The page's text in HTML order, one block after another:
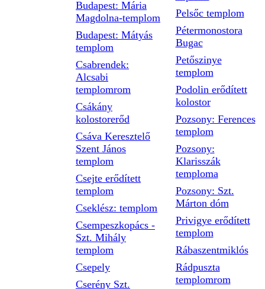
Budapest: Mária
Magdolna-templom
Budapest: Mátyás
templom
Csabrendek:
Alcsabi
templomrom
Csákány
kolostorerőd
Csáva Keresztelő
Szent János
templom
Csejte erődített
templom
Cseklész: templom
Csempeszkopács -
Szt. Mihály
templom
Csepely
Cserény Szt.
Pelsőc templom
Pétermonostora
Bugac
Petőszinye
templom
Podolin erődített
kolostor
Pozsony: Ferences
templom
Pozsony:
Klarisszák
temploma
Pozsony: Szt.
Márton dóm
Privigye erődített
templom
Rábaszentmiklós
Rádpuszta
templomrom